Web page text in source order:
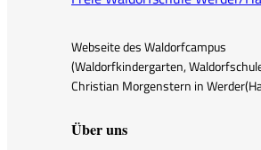
Webseite des Waldorfcampus
(Waldorfkindergarten,
Christian Morgenstern in
Über uns